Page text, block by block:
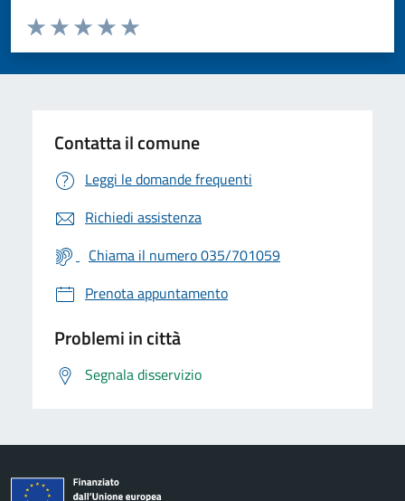
Valuta da 1 a 5 stelle la pagina
Valuta 5 stelle su 5
Valuta 4 stelle su 5
Valuta 3 stelle su 5
Valuta 2 stelle su 5
Valuta 1 stelle su 5
Contatta il comune
Leggi le domande frequenti
Richiedi assistenza
Chiama il numero 035/701059
Prenota appuntamento
Problemi in città
Segnala disservizio